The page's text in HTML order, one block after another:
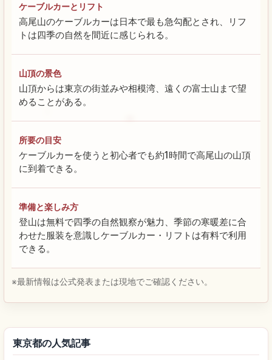
ケーブルカーとリフト
高尾山のケーブルカーは日本で最も急勾配とされ、リフ
トは四季の自然を間近に感じられる。
山頂の景色
山頂からは東京の街並みや相模湾、遠くの富士山まで望
めることがある。
所要の目安
ケーブルカーを使うと初心者でも約1時間で高尾山の山頂
に到着できる。
準備と楽しみ方
登山は無料で四季の自然観察が魅力、季節の寒暖差に合
わせた服装を意識しケーブルカー・リフトは有料で利用
できる。
※最新情報は公式発表または現地でご確認ください。
東京都の人気記事